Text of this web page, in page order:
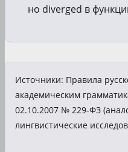
но diverged в
Источники: Правила
академическим
02.10.2007 № 229-ФЗ
лингвистические